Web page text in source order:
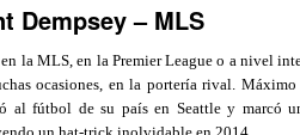
Dempsey – MLS
la MLS, en la Premier League o a nivel
ocasiones, en la portería rival.
al fútbol de su país en Seattle y marcó
un hat-trick inolvidable en 2014.